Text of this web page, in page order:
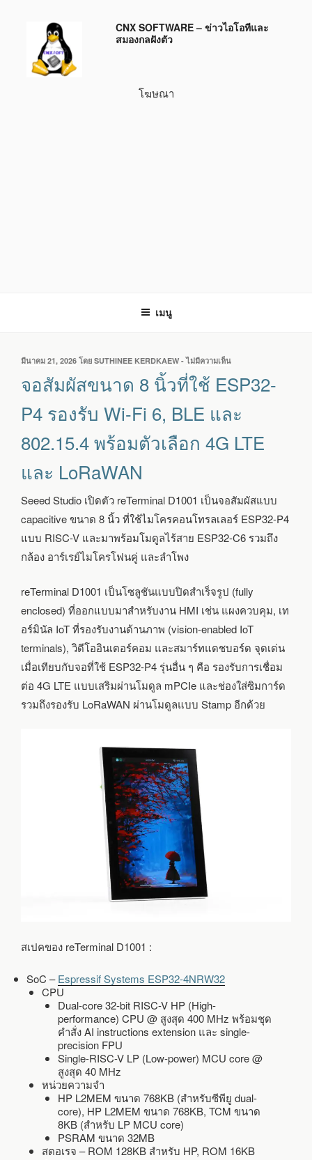
บทความ
CNX SOFTWARE – ข่าวไอโอทีและ
สมองกลฝังตัว
โฆษณา
เมนู
เขียน
ที่
มีนาคม 21, 2026 โดย SUTHINEE KERDKAEW -ไม่มีความเห็น
สัมผัส
8
ที่
ใช้
WI-
FI
6,
พร้อม
ตัว
เลือก
4G
และ
LORAWAN
จอสัมผัสขนาด 8 นิ้วที่ใช้ ESP32-
P4 รองรับ Wi-Fi 6, BLE และ
802.15.4 พร้อมตัวเลือก 4G LTE
และ LoRaWAN
Seeed Studio เปิดตัว reTerminal D1001 เป็นจอสัมผัสแบบ
capacitive ขนาด 8 นิ้ว ที่ใช้ไมโครคอนโทรลเลอร์ ESP32-P4
แบบ RISC-V และมาพร้อมโมดูลไร้สาย ESP32-C6 รวมถึง
กล้อง อาร์เรย์ไมโครโฟนคู่ และลำโพง
reTerminal D1001 เป็นโซลูชันแบบปิดสำเร็จรูป (fully
enclosed) ที่ออกแบบมาสำหรับงาน HMI เช่น แผงควบคุม, เท
อร์มินัล IoT ที่รองรับงานด้านภาพ (vision-enabled IoT
terminals), วิดีโออินเตอร์คอม และสมาร์ทแดชบอร์ด จุดเด่น
เมื่อเทียบกับจอที่ใช้ ESP32-P4 รุ่นอื่น ๆ คือ รองรับการเชื่อม
ต่อ 4G LTE แบบเสริมผ่านโมดูล mPCIe และช่องใส่ซิมการ์ด
รวมถึงรองรับ LoRaWAN ผ่านโมดูลแบบ Stamp อีกด้วย
สเปคของ reTerminal D1001 :
SoC –Espressif Systems ESP32-4NRW32
CPU
Dual-core 32-bit RISC-V HP (High-
performance) CPU @ สูงสุด 400 MHz พร้อมชุด
คำสั่ง AI instructions extension และ single-
precision FPU
Single-RISC-V LP (Low-power) MCU core @
สูงสุด 40 MHz
หน่วยความจำ
HP L2MEM ขนาด 768KB (สำหรับซีพียู dual-
core), HP L2MEM ขนาด 768KB, TCM ขนาด
8KB (สำหรับ LP MCU core)
PSRAM ขนาด 32MB
สตอเรจ – ROM 128KB สำหรับ HP, ROM 16KB